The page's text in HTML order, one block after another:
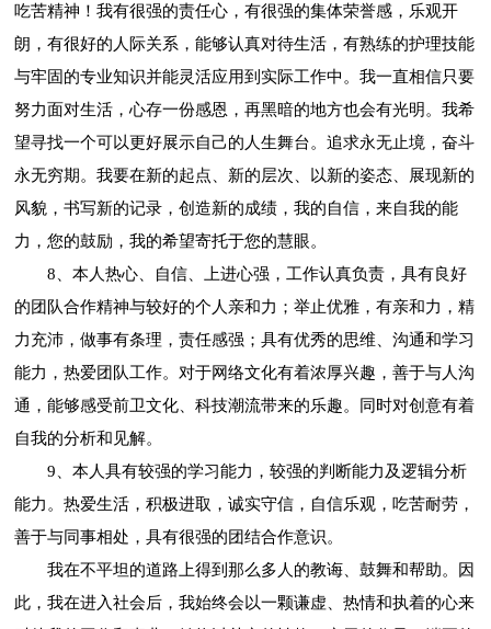
吃苦精神！我有很强的责任心，有很强的集体荣誉感，乐观开
朗，有很好的人际关系，能够认真对待生活，有熟练的护理技能
与牢固的专业知识并能灵活应用到实际工作中。我一直相信只要
努力面对生活，心存一份感恩，再黑暗的地方也会有光明。我希
望寻找一个可以更好展示自己的人生舞台。追求永无止境，奋斗
永无穷期。我要在新的起点、新的层次、以新的姿态、展现新的
风貌，书写新的记录，创造新的成绩，我的自信，来自我的能
力，您的鼓励，我的希望寄托于您的慧眼。
8、本人热心、自信、上进心强，工作认真负责，具有良好
的团队合作精神与较好的个人亲和力；举止优雅，有亲和力，精
力充沛，做事有条理，责任感强；具有优秀的思维、沟通和学习
能力，热爱团队工作。对于网络文化有着浓厚兴趣，善于与人沟
通，能够感受前卫文化、科技潮流带来的乐趣。同时对创意有着
自我的分析和见解。
9、本人具有较强的学习能力，较强的判断能力及逻辑分析
能力。热爱生活，积极进取，诚实守信，自信乐观，吃苦耐劳，
善于与同事相处，具有很强的团结合作意识。
我在不平坦的道路上得到那么多人的教诲、鼓舞和帮助。因
此，我在进入社会后，我始终会以一颗谦虚、热情和执着的心来